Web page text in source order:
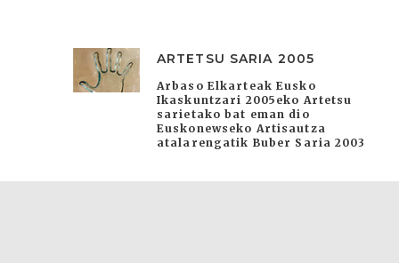
ARTETSU SARIA 2005
Arbaso Elkarteak Eusko
Ikaskuntzari 2005eko Artetsu
sarietako bat eman dio
Euskonewseko Artisautza
atalarengatik Buber Saria 2003